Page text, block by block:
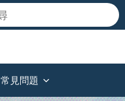
常見問題